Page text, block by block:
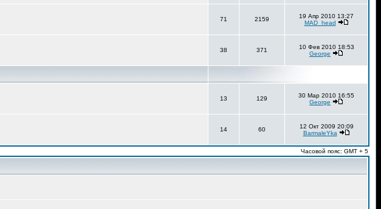
71 2159
19 Апр 2010 13:27
MAD_head
38 371
10 Фев 2010 18:53
George
13 129
30 Мар 2010 16:55
George
14 60
12 Окт 2009 20:09
BarmaleYka
Часовой пояс: GMT + 5